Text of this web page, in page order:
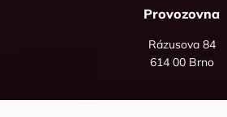
Provozovna
Rázusova 84
614 00 Brno